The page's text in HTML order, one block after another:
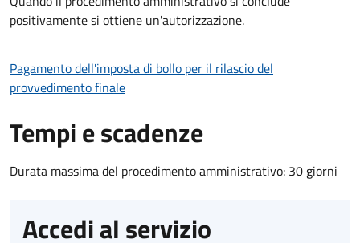
positivamente si ottiene un'autorizzazione.
Pagamento dell'imposta di bollo per il rilascio del
provvedimento finale
Tempi e scadenze
Durata massima del procedimento amministrativo: 30 giorni
Accedi al servizio